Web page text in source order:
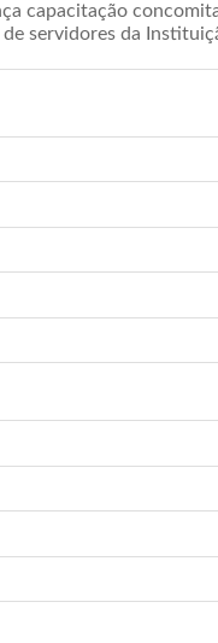
capacitação
de servidores da